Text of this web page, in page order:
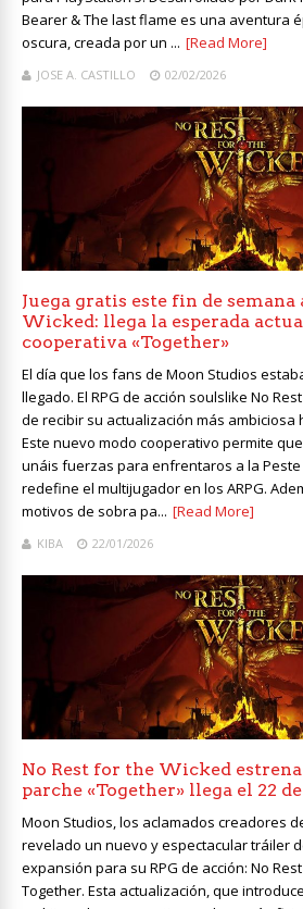
Bearer & The last flame es una aventura
oscura, creada por un ... [Read More]
JOSE A. CASTILLO 02/02/2026
Juega gratis este fin de semana
Wicked: llega la esperada
cooperativa «Together»
El día que los fans de Moon Studios
llegado. El RPG de acción soulslike No
de recibir su actualización más ambiciosa
Este nuevo modo cooperativo permite
unáis fuerzas para enfrentaros a la
redefine el multijugador en los ARPG.
motivos de sobra pa... [Read More]
KIBA 22/01/2026
No Rest for the Wicked
parche «Together» llega el 22
Moon Studios, los aclamados creadores
revelado un nuevo y espectacular tráiler
expansión para su RPG de acción: No
Together. Esta actualización, que